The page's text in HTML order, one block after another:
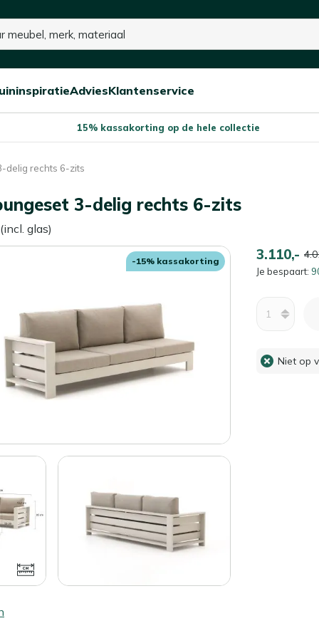
Open/sluitOpen/sluit
Advies
Open/sluit
Klantenservice
15% kassakorting op de hele collectie
delig rechts 6-zits
3-delig rechts 6-zits
glas)
-15% kassakorting 3.110,-
Je bespaart:
voorraad
Niet op